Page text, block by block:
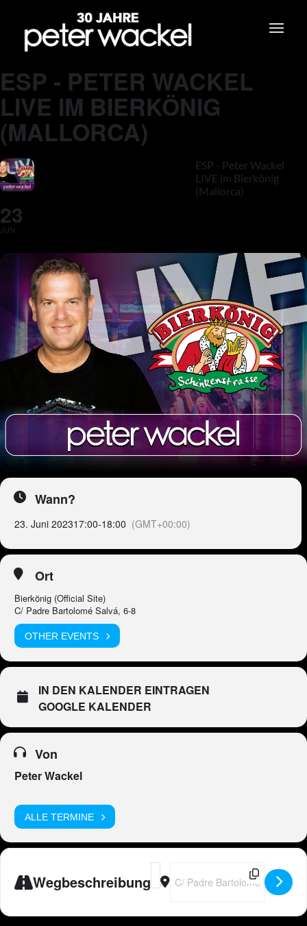
ESP - PETER WACKEL
LIVE IM BIERKÖNIG
(MALLORCA)
23
JUN
ESP - Peter Wackel
LIVE im Bierkönig
(Mallorca)
Wann?
23. Juni 202317:00-18:00 (GMT+00:00)
Ort
Bierkönig (Official Site)
C/ Padre Bartolomé Salvá, 6-8
OTHER EVENTS
IN DEN KALENDER EINTRAGEN
GOOGLE KALENDER
Von
Peter Wackel
ALLE TERMINE
Wegbeschreibung
Address - ESP - Peter Wackel
Destination Address - ESP -